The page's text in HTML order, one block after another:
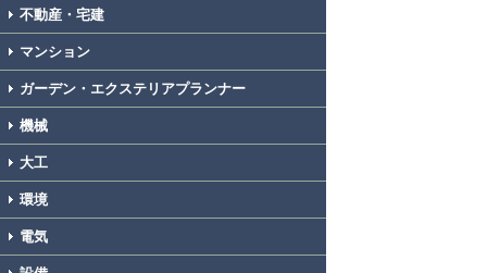
不動産・宅建
マンション
ガーデン・エクステリアプランナー
機械
大工
環境
電気